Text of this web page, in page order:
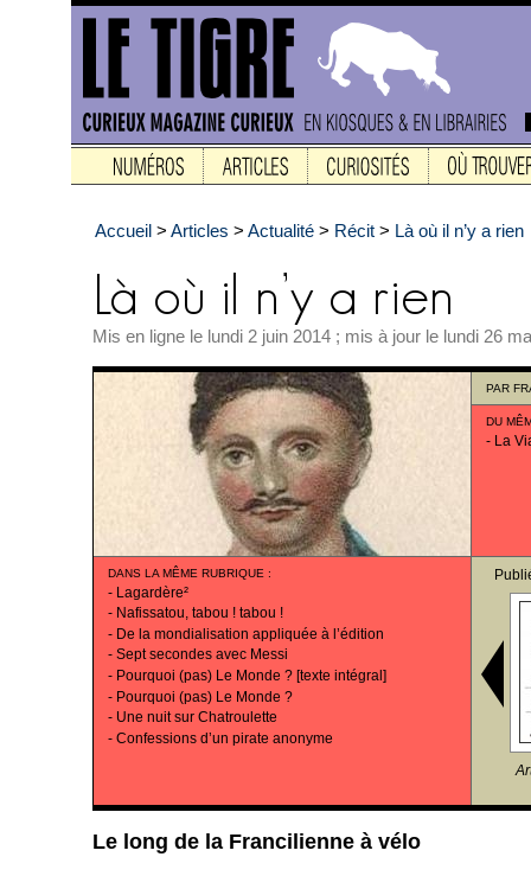
Accueil > Articles > Actualité > Récit > Là où il n’y a rien
Mis en ligne le lundi 2 juin 2014 ; mis à jour le lundi 26
PAR
DU
- La
DANS LA MÊME RUBRIQUE :
- Lagardère²
- Nafissatou, tabou ! tabou !
- De la mondialisation appliquée à l’édition
- Sept secondes avec Messi
- Pourquoi (pas) Le Monde ? [texte intégral]
- Pourquoi (pas) Le Monde ?
- Une nuit sur Chatroulette
- Confessions d’un pirate anonyme
Le long de la Francilienne à vélo